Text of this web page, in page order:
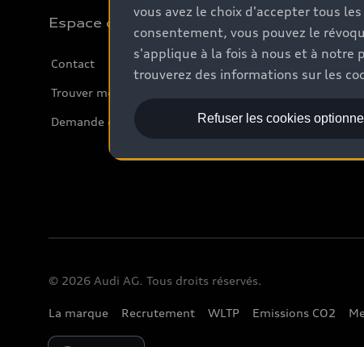
Espace client
Contact
Trouver mon partenaire Audi
Demande d'essai
© 2026 Audi AG. Tous droits réservés.
La marque Recrutement WLTP Emissions CO2
Please select country
vous avez le choix d'accepter tous
consentement, vous pouvez le
s'applique à la fois à nous et à notre
trouverez des informations sur les
Refuser les cookies